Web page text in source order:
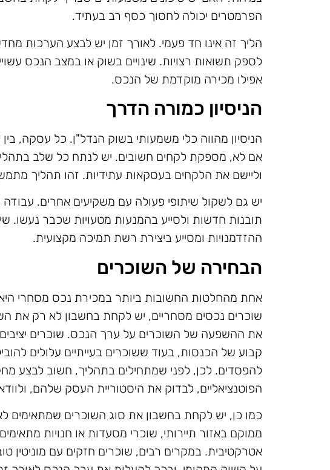
הפרמטרים יכולה לחסוך כסף רב בעתיד.
הליך זה אינו חד פעמי. לאורך זמן יש לבצע הערכות
לספק תשואות רצויות. שינויים בשוק או במצב הנכס
אפילו מכירה מוקדמת של הנכס.
הניסיון כמורה הדרך
הניסיון מהווה כלי משמעותי בשוק הנדל"ן. כל עסקה,
אם לא, מספקת לקחים חשובים. יש לנתח כל שלב
וליישם את הלקחים בעסקאות עתידיות. זהו תהליך
יש גם לשקול שיתופי פעולה עם משקיעים אחרים.
תובנות חדשות ולסייע בהמנעות מטעויות שכבר נעשו.
ההזדמנויות ומסייע ביצירת רשת תמיכה מקצועית.
הבחירה של השוכרים
אחת מהחלטות החשובות ביותר במכירת נכס מסחרי
שוכרים נכסים מסחריים, יש לקחת בחשבון לא רק את
את ההשפעה של השוכרים על ערך הנכס. שוכרים יציבים
קבוע של הכנסות, בעוד ששוכרים בעייתיים עלולים
להפסדים. לכן, לפני שמתחילים בתהליך, חשוב לבצע
הפוטנציאליים, לבדוק את היסטוריית העסק שלהם,
כמו כן, יש לקחת בחשבון את סוג השוכרים שמתאימים
ממוקם באזור תיירותי, שוכרי מסעדות או חנויות
אטרקטיבית. במקרים רבים, שוכרים חזקים עם מוניטין